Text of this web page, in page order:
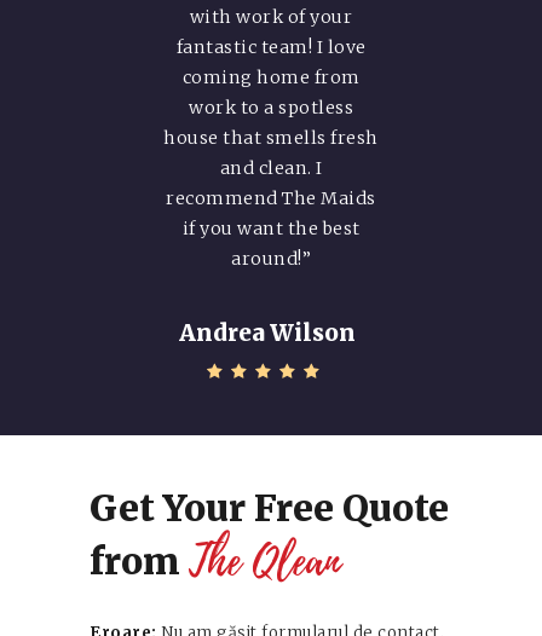
with work of your
fantastic team! I love
coming home from
work to a spotless
house that smells fresh
and clean. I
recommend The Maids
if you want the best
around!”
Andrea Wilson
Get Your Free Quote
from The Qlean